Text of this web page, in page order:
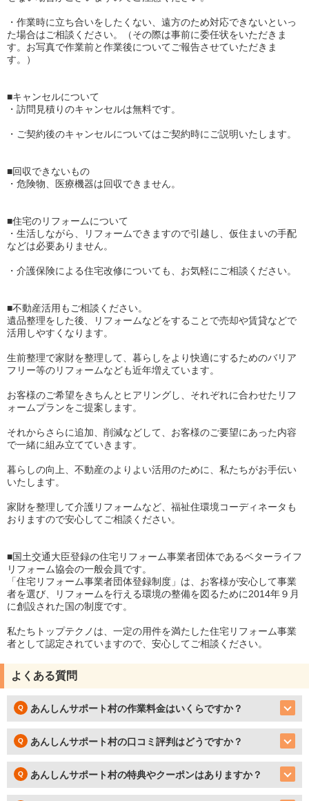
・作業時に立ち合いをしたくない、遠方のため対応できないといっ
た場合はご相談ください。（その際は事前に委任状をいただきま
す。お写真で作業前と作業後についてご報告させていただきま
す。）
■キャンセルについて
・訪問見積りのキャンセルは無料です。
・ご契約後のキャンセルについてはご契約時にご説明いたします。
■回収できないもの
・危険物、医療機器は回収できません。
■住宅のリフォームについて
・生活しながら、リフォームできますので引越し、仮住まいの手配
などは必要ありません。
・介護保険による住宅改修についても、お気軽にご相談ください。
■不動産活用もご相談ください。
遺品整理をした後、リフォームなどをすることで売却や賃貸などで
活用しやすくなります。
生前整理で家財を整理して、暮らしをより快適にするためのバリア
フリー等のリフォームなども近年増えています。
お客様のご希望をきちんとヒアリングし、それぞれに合わせたリフ
ォームプランをご提案します。
それからさらに追加、削減などして、お客様のご要望にあった内容
で一緒に組み立てていきます。
暮らしの向上、不動産のよりよい活用のために、私たちがお手伝い
いたします。
家財を整理して介護リフォームなど、福祉住環境コーディネータも
おりますので安心してご相談ください。
■国土交通大臣登録の住宅リフォーム事業者団体であるベターライフ
リフォーム協会の一般会員です。
「住宅リフォーム事業者団体登録制度」は、お客様が安心して事業
者を選び、リフォームを行える環境の整備を図るために2014年９月
に創設された国の制度です。
私たちトップテクノは、一定の用件を満たした住宅リフォーム事業
者として認定されていますので、安心してご相談ください。
よくある質問
あんしんサポート村の作業料金はいくらですか？
あんしんサポート村の口コミ評判はどうですか？
あんしんサポート村の特典やクーポンはありますか？